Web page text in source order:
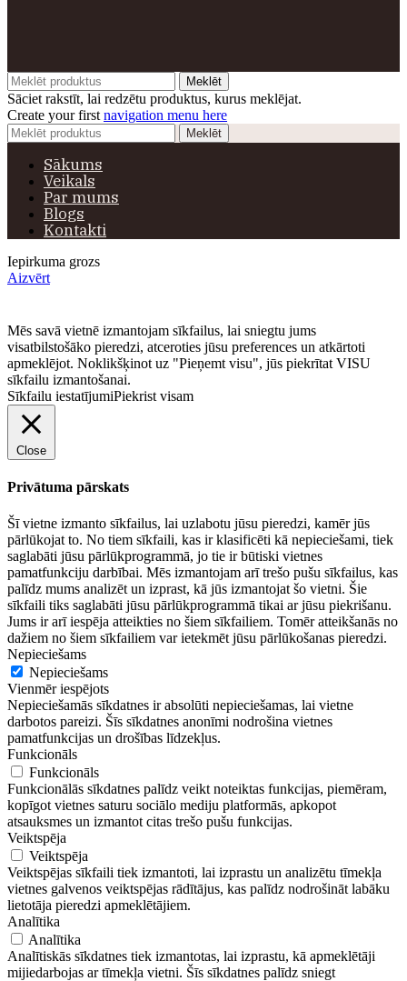
Meklēt
Sāciet rakstīt, lai redzētu produktus, kurus meklējat.
Create your first navigation menu here
Meklēt
Sākums
Veikals
Par mums
Blogs
Kontakti
Iepirkuma grozs
Aizvērt
Mēs savā vietnē izmantojam sīkfailus, lai sniegtu jums
visatbilstošāko pieredzi, atceroties jūsu preferences un atkārtoti
apmeklējot. Noklikšķinot uz "Pieņemt visu", jūs piekrītat VISU
sīkfailu izmantošanai.
Sīkfailu iestatījumiPiekrist visam
Close
Privātuma pārskats
Šī vietne izmanto sīkfailus, lai uzlabotu jūsu pieredzi, kamēr jūs
pārlūkojat to. No tiem sīkfaili, kas ir klasificēti kā nepieciešami, tiek
saglabāti jūsu pārlūkprogrammā, jo tie ir būtiski vietnes
pamatfunkciju darbībai. Mēs izmantojam arī trešo pušu sīkfailus, kas
palīdz mums analizēt un izprast, kā jūs izmantojat šo vietni. Šie
sīkfaili tiks saglabāti jūsu pārlūkprogrammā tikai ar jūsu piekrišanu.
Jums ir arī iespēja atteikties no šiem sīkfailiem. Tomēr atteikšanās no
dažiem no šiem sīkfailiem var ietekmēt jūsu pārlūkošanas pieredzi.
Nepieciešams
Nepieciešams
Vienmēr iespējots
Nepieciešamās sīkdatnes ir absolūti nepieciešamas, lai vietne
darbotos pareizi. Šīs sīkdatnes anonīmi nodrošina vietnes
pamatfunkcijas un drošības līdzekļus.
Funkcionāls
Funkcionāls
Funkcionālās sīkdatnes palīdz veikt noteiktas funkcijas, piemēram,
kopīgot vietnes saturu sociālo mediju platformās, apkopot
atsauksmes un izmantot citas trešo pušu funkcijas.
Veiktspēja
Veiktspēja
Veiktspējas sīkfaili tiek izmantoti, lai izprastu un analizētu tīmekļa
vietnes galvenos veiktspējas rādītājus, kas palīdz nodrošināt labāku
lietotāja pieredzi apmeklētājiem.
Analītika
Analītika
Analītiskās sīkdatnes tiek izmantotas, lai izprastu, kā apmeklētāji
mijiedarbojas ar tīmekļa vietni. Šīs sīkdatnes palīdz sniegt